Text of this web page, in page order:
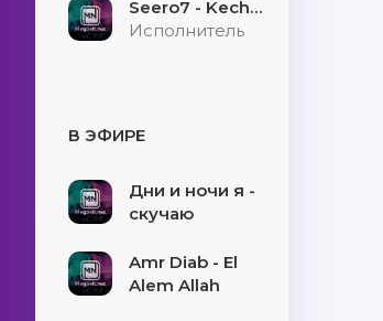
Seero7 - Kecholmadim
Исполнитель
В ЭФИРЕ
Дни и ночи я -
скучаю
Amr Diab - El
Alem Allah